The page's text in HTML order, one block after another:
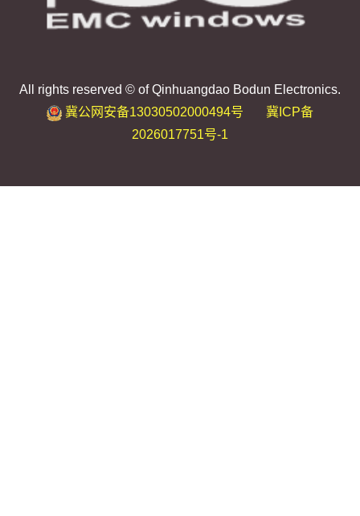
All rights reserved © of Qinhuangdao Bodun Electronics.
冀公网安备13030502000494号
冀ICP备
2026017751号-1